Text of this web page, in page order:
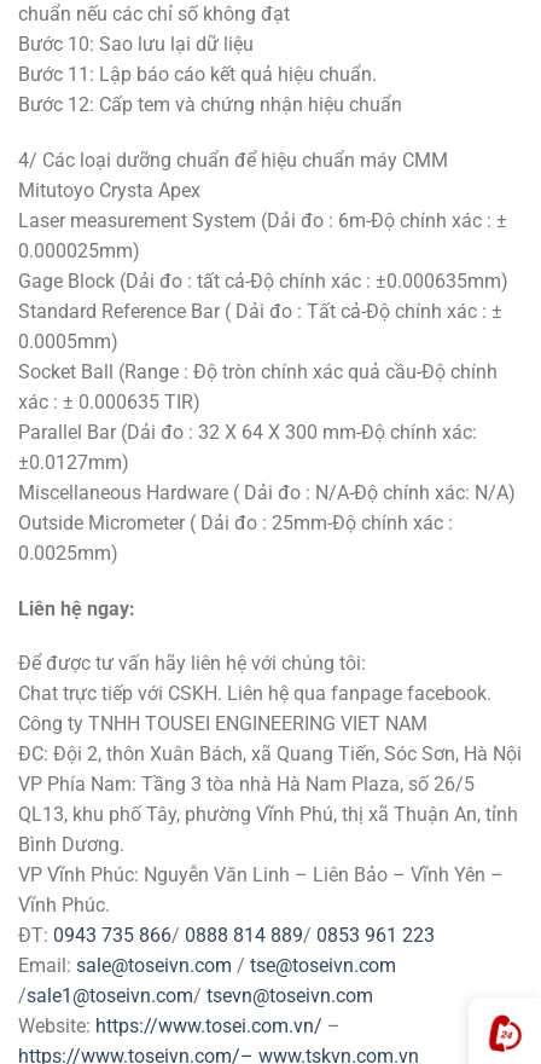
chuẩn nếu các chỉ số không đạt
Bước 10: Sao lưu lại dữ liệu
Bước 11: Lập báo cáo kết quả hiệu chuẩn.
Bước 12: Cấp tem và chứng nhận hiệu chuẩn
4/ Các loại dưỡng chuẩn để hiệu chuẩn máy CMM
Mitutoyo Crysta Apex
Laser measurement System (Dải đo : 6m-Độ chính xác : ±
0.000025mm)
Gage Block (Dải đo : tất cả-Độ chính xác : ±0.000635mm)
Standard Reference Bar ( Dải đo : Tất cả-Độ chính xác : ±
0.0005mm)
Socket Ball (Range : Độ tròn chính xác quả cầu-Độ chính
xác : ± 0.000635 TIR)
Parallel Bar (Dải đo : 32 X 64 X 300 mm-Độ chính xác:
±0.0127mm)
Miscellaneous Hardware ( Dải đo : N/A-Độ chính xác: N/A)
Outside Micrometer ( Dải đo : 25mm-Độ chính xác :
0.0025mm)
Liên hệ ngay:
Để được tư vấn hãy liên hệ với chúng tôi:
Chat trực tiếp với CSKH. Liên hệ qua fanpage facebook.
Công ty TNHH TOUSEI ENGINEERING VIET NAM
ĐC: Đội 2, thôn Xuân Bách, xã Quang Tiến, Sóc Sơn, Hà Nội
VP Phía Nam: Tầng 3 tòa nhà Hà Nam Plaza, số 26/5
QL13, khu phố Tây, phường Vĩnh Phú, thị xã Thuận An, tỉnh
Bình Dương.
VP Vĩnh Phúc: Nguyễn Văn Linh – Liên Bảo – Vĩnh Yên –
Vĩnh Phúc.
ĐT: 0943 735 866/ 0888 814 889/ 0853 961 223
Email: sale@toseivn.com / tse@toseivn.com
/sale1@toseivn.com/ tsevn@toseivn.com
Website: https://www.tosei.com.vn/ –
https://www.toseivn.com/– www.tskvn.com.vn